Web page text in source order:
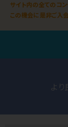
サイト内の全てのコ
この機会に是非ご入会
より